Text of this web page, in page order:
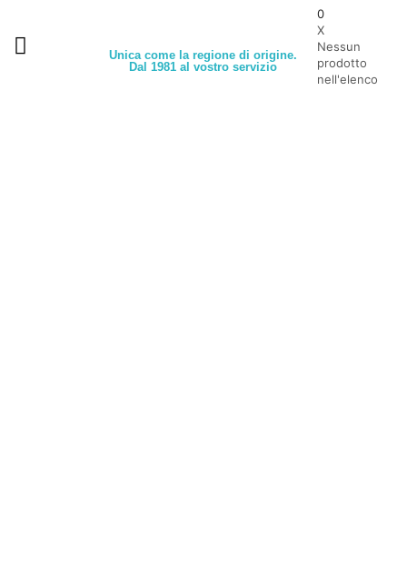
Unica come la regione di origine.
Dal 1981 al vostro servizio
0
X
Nessun
prodotto
nell'elenco